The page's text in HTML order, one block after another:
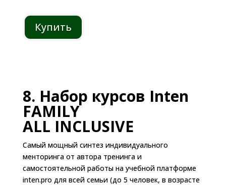
Купить
8. Набор курсов Inten
FAMILY
ALL INCLUSIVE
Самый мощный синтез индивидуального
менторинга от автора тренинга и
самостоятельной работы на учебной платформе
inten.pro для всей семьи (до 5 человек, в возрасте